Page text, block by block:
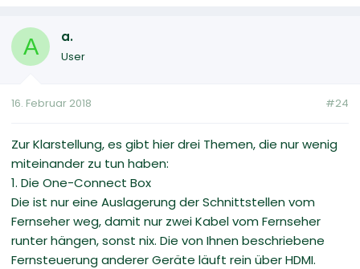
A a.
User
16. Februar 2018 #24
Zur Klarstellung, es gibt hier drei Themen, die nur wenig
miteinander zu tun haben:
1. Die One-Connect Box
Die ist nur eine Auslagerung der Schnittstellen vom
Fernseher weg, damit nur zwei Kabel vom Fernseher
runter hängen, sonst nix. Die von Ihnen beschriebene
Fernsteuerung anderer Geräte läuft rein über HDMI.